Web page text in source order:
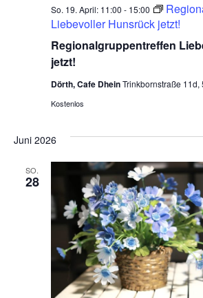
Regionalgruppentreffen
jetzt!
So. 19. April: 11:00 - 15:00
Liebevoller Hunsrück jetzt!
Dörth, Cafe DheinTrinkbornstraße
Kostenlos
Juni 2026
SO.
28